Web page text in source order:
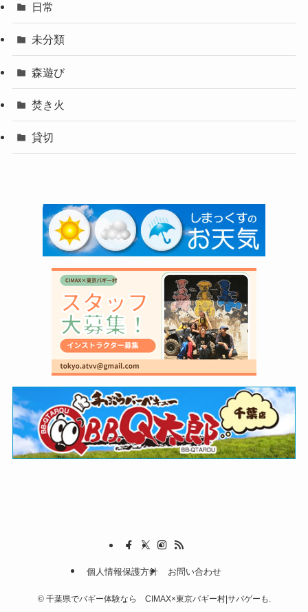
日常
未分類
森遊び
焚き火
貸切
個人情報保護方針 お問い合わせ
©千葉県でバギー体験なら CIMAX×東京バギー村|サバゲーも.